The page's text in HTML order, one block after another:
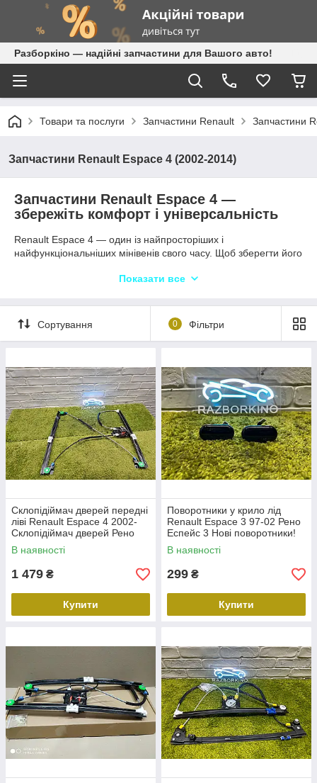
Разборкіно — надійні запчастини для Вашого авто!
Товари та послуги Запчастини Renault Запчастини
Запчастини Renault Espace 4 (2002-2014)
Запчастини Renault Espace 4 —
збережіть комфорт і універсальність
Renault Espace 4 — один із найпросторіших і
найфункціональніших мінівенів свого часу. Щоб зберегти його
комплектуючі. У «Разборкіно» ви знайдете нові оригінальні,
F9Q, M9R, G9T, V4Y, КПП (механіка, автомат, робот), підвіска,
кузов, електрика та інше. Є все і для Grand Espace. Підбір за
VIN, гарантія, швидка доставка. Підтримайте свій Еспейс 4 у
Показати все
Сортування 0 Фільтри
Склопідіймач дверей передні
ліві Renault Espace 4 2002-
Склопідіймач дверей Рено
еспейс 4 EPS-RE-018
В наявності
1 479 ₴
Купити
Поворотники у крило лід
Renault Espace 3 97-02 Рено
Еспейс 3 Нові поворотники!
В наявності
299 ₴
Купити